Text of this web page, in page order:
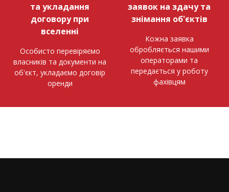
та укладання
договору при
вселенні
Особисто перевіряємо
власників та документи на
об'єкт, укладаємо договір
оренди
заявок на здачу та
знімання об'єктів
Кожна заявка
обробляється нашими
операторами та
передається у роботу
фахівцям